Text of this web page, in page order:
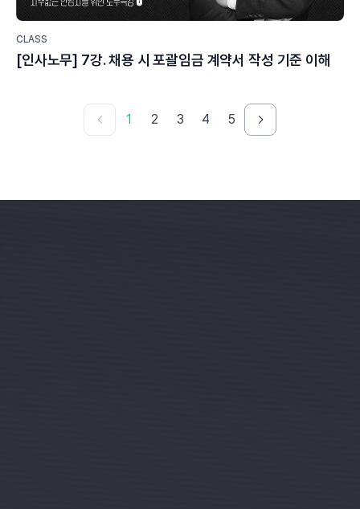
CLASS
[인사노무] 7강. 채용 시 포괄임금 계약서 작성 기준 이해
1 2 3 4 5